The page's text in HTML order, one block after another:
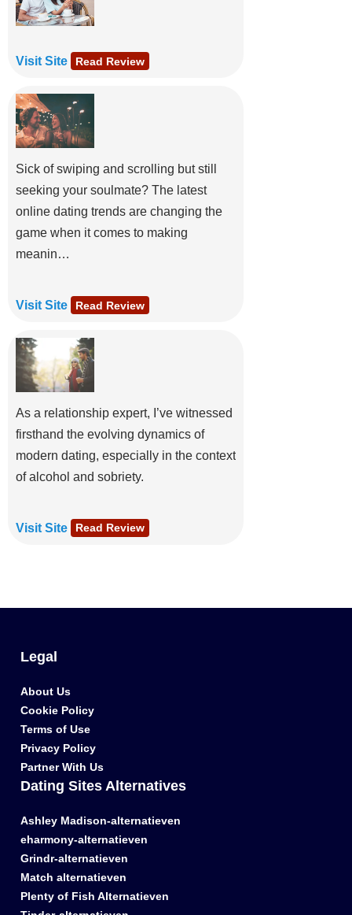
Visit Site Read Review
Sick of swiping and scrolling but still
seeking your soulmate? The latest
online dating trends are changing the
game when it comes to making
meanin…
Visit Site Read Review
As a relationship expert, I’ve witnessed
firsthand the evolving dynamics of
modern dating, especially in the context
of alcohol and sobriety.
Visit Site Read Review
Legal
About Us
Cookie Policy
Terms of Use
Privacy Policy
Partner With Us
Dating Sites Alternatives
Ashley Madison-alternatieven
eharmony-alternatieven
Grindr-alternatieven
Match alternatieven
Plenty of Fish Alternatieven